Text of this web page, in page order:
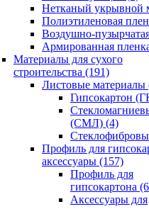
Нетканый укрывной
Полиэтиленовая
Воздушно-
Армированная
Материалы для сухого
строительства (191)
Листовые материалы
Гипсокартон
(СМЛ) (4)
Профиль для
аксессуары (157)
Профиль для
гипсокартона
Аксессуары для